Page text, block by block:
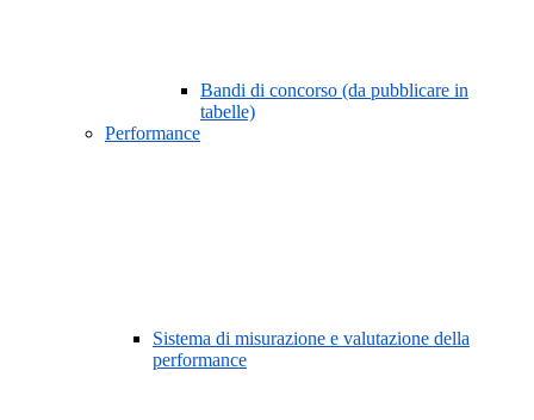
Bandi di concorso (da pubblicare in
tabelle)
Performance
Sistema di misurazione e valutazione della
performance